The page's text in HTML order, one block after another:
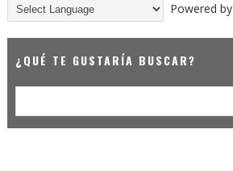
Powered by
¿QUÉ TE GUSTARÍA BUSCAR?